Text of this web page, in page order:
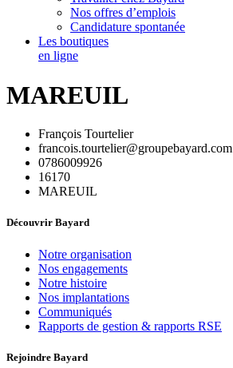
Nos offres d’emplois
Candidature spontanée
Les boutiques
en ligne
MAREUIL
François Tourtelier
francois.tourtelier@groupebayard.com
0786009926
16170
MAREUIL
Découvrir Bayard
Notre organisation
Nos engagements
Notre histoire
Nos implantations
Communiqués
Rapports de gestion & rapports RSE
Rejoindre Bayard